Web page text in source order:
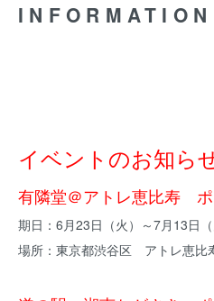
INFORMATION
イベントのお知ら
有隣堂＠アトレ恵比寿
期日：6月23日（火）～7月13日（
場所：東京都渋谷区 アトレ恵